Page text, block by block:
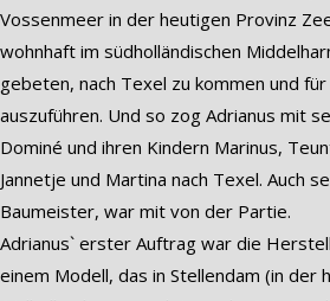
Vossenmeer in der heutigen Provinz
wohnhaft im südholländischen
gebeten, nach Texel zu kommen und
auszuführen. Und so zog Adrianus mit
Dominé und ihren Kindern Marinus,
Jannetje und Martina nach Texel. Auch
Baumeister, war mit von der Partie.
Adrianus` erster Auftrag war die
einem Modell, das in Stellendam (in der